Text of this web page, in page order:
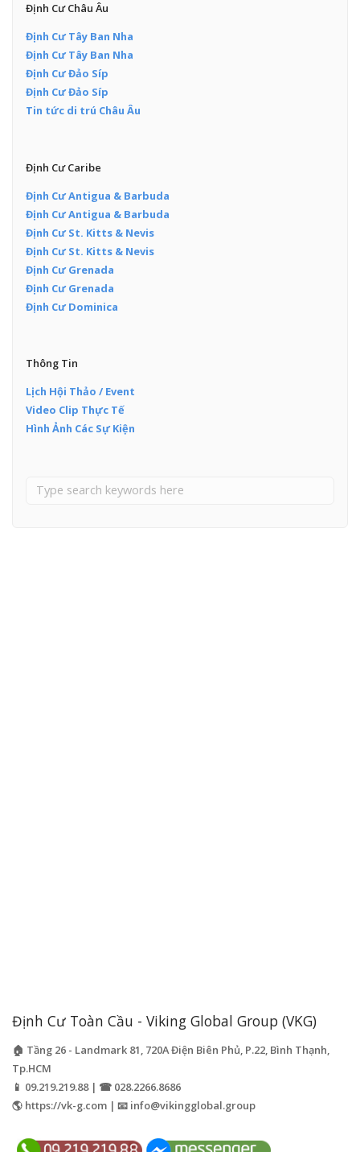
Định Cư Châu Âu
Định Cư Tây Ban Nha
Định Cư Tây Ban Nha
Định Cư Đảo Síp
Định Cư Đảo Síp
Tin tức di trú Châu Âu
Định Cư Caribe
Định Cư Antigua & Barbuda
Định Cư Antigua & Barbuda
Định Cư St. Kitts & Nevis
Định Cư St. Kitts & Nevis
Định Cư Grenada
Định Cư Grenada
Định Cư Dominica
Thông Tin
Lịch Hội Thảo / Event
Video Clip Thực Tế
Hình Ảnh Các Sự Kiện
Định Cư Toàn Cầu - Viking Global Group (VKG)
🏠 Tầng 26 - Landmark 81, 720A Điện Biên Phủ, P.22, Bình Thạnh,
Tp.HCM
📱 09.219.219.88 | ☎ 028.2266.8686
🌎 https://vk-g.com | 📧 info@vikingglobal.group